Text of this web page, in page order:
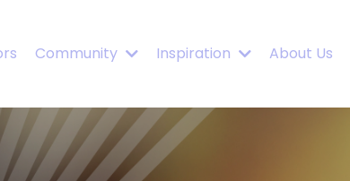
Community Inspiration About Us